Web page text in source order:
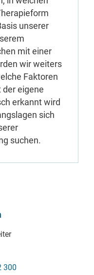
unserer
mit einer
wir weiters
Faktoren
eigene
erkannt wird
sich
suchen.
300